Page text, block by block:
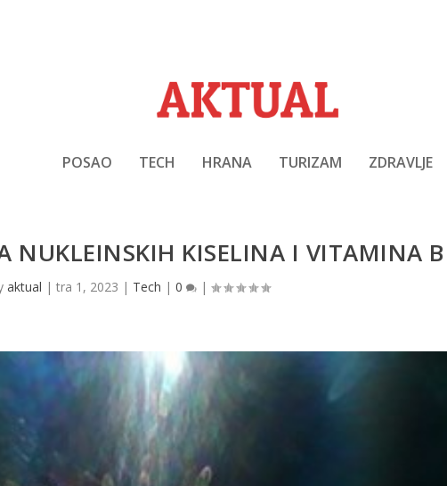
POSAO TECH HRANA TURIZAM ZDRAVLJE
NUKLEINSKIH KISELINA I VITAMINA B
aktual | tra 1, 2023 | Tech | 0 |